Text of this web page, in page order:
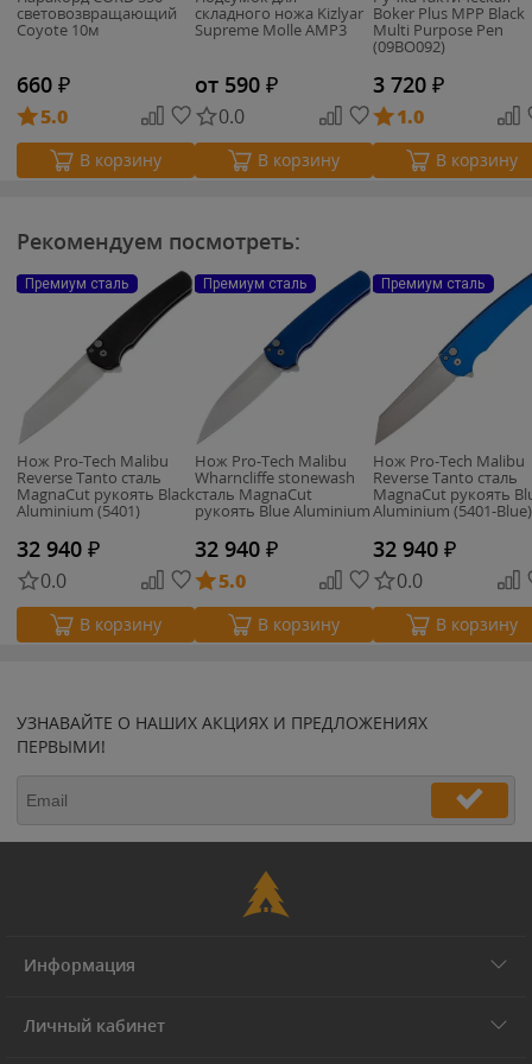
световозвращающий
Coyote 10м
660 ₽
5.0
В корзину
складного ножа Kizlyar
Supreme Molle AMP3
от 590 ₽
0.0
В корзину
Boker Plus MPP Black
Multi Purpose Pen
(09BO092)
3 720 ₽
1.0
В корзину
Рекомендуем посмотреть:
Премиум сталь
Нож Pro-Tech Malibu
Reverse Tanto сталь
MagnaCut рукоять Black
Aluminium (5401)
32 940 ₽
0.0
В корзину
Премиум сталь
Нож Pro-Tech Malibu
Wharncliffe stonewash
сталь MagnaCut
рукоять Blue Aluminium
(5301-Blue)
32 940 ₽
5.0
В корзину
Премиум сталь
Нож Pro-Tech Malibu
Reverse Tanto сталь
MagnaCut рукоять
Aluminium (5401-Blue)
32 940 ₽
0.0
В корзину
УЗНАВАЙТЕ О НАШИХ АКЦИЯХ И ПРЕДЛОЖЕНИЯХ
ПЕРВЫМИ!
Информация
Личный кабинет